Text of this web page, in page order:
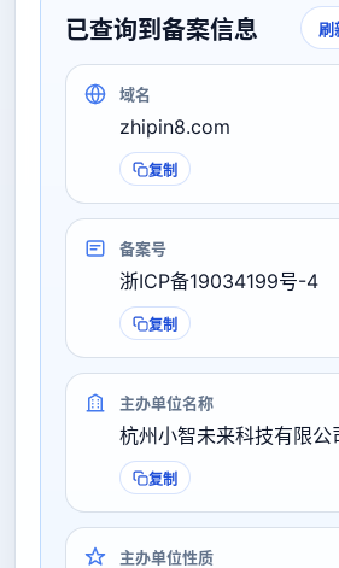
已查询到备案信息 刷
域名
zhipin8.com
复制
备案号
浙ICP备19034199号-4
复制
主办单位名称
杭州小智未来科技有限公
复制
主办单位性质